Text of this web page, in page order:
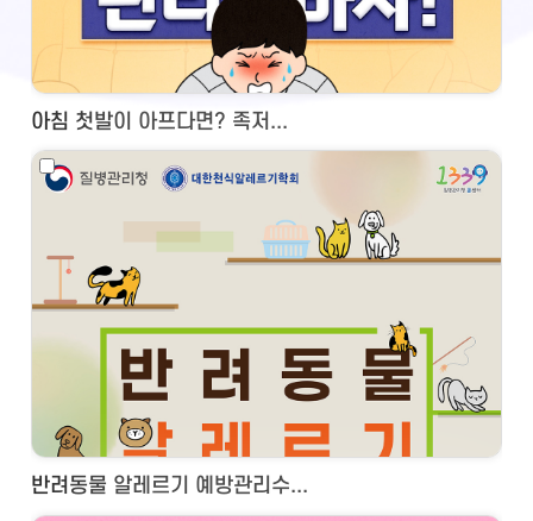
아침 첫발이 아프다면? 족저...
반려동물 알레르기 예방관리수...